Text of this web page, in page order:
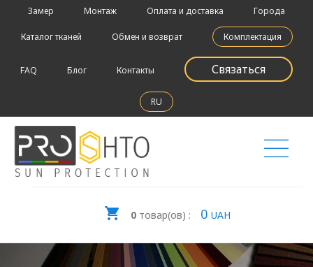
Замер Монтаж Оплата и доставка Города
Каталог тканей Обмен и возврат Комплектация
FAQ Блог Контакты Связаться
RU
0товар(ов) : 0 UAH